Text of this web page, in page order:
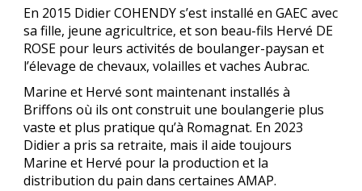
En 2015 Didier COHENDY s’est installé en GAEC avec
sa fille, jeune agricultrice, et son beau-fils Hervé DE
ROSE pour leurs activités de boulanger-paysan et
l’élevage de chevaux, volailles et vaches Aubrac.
Marine et Hervé sont maintenant installés à
Briffons où ils ont construit une boulangerie plus
vaste et plus pratique qu’à Romagnat. En 2023
Didier a pris sa retraite, mais il aide toujours
Marine et Hervé pour la production et la
distribution du pain dans certaines AMAP.